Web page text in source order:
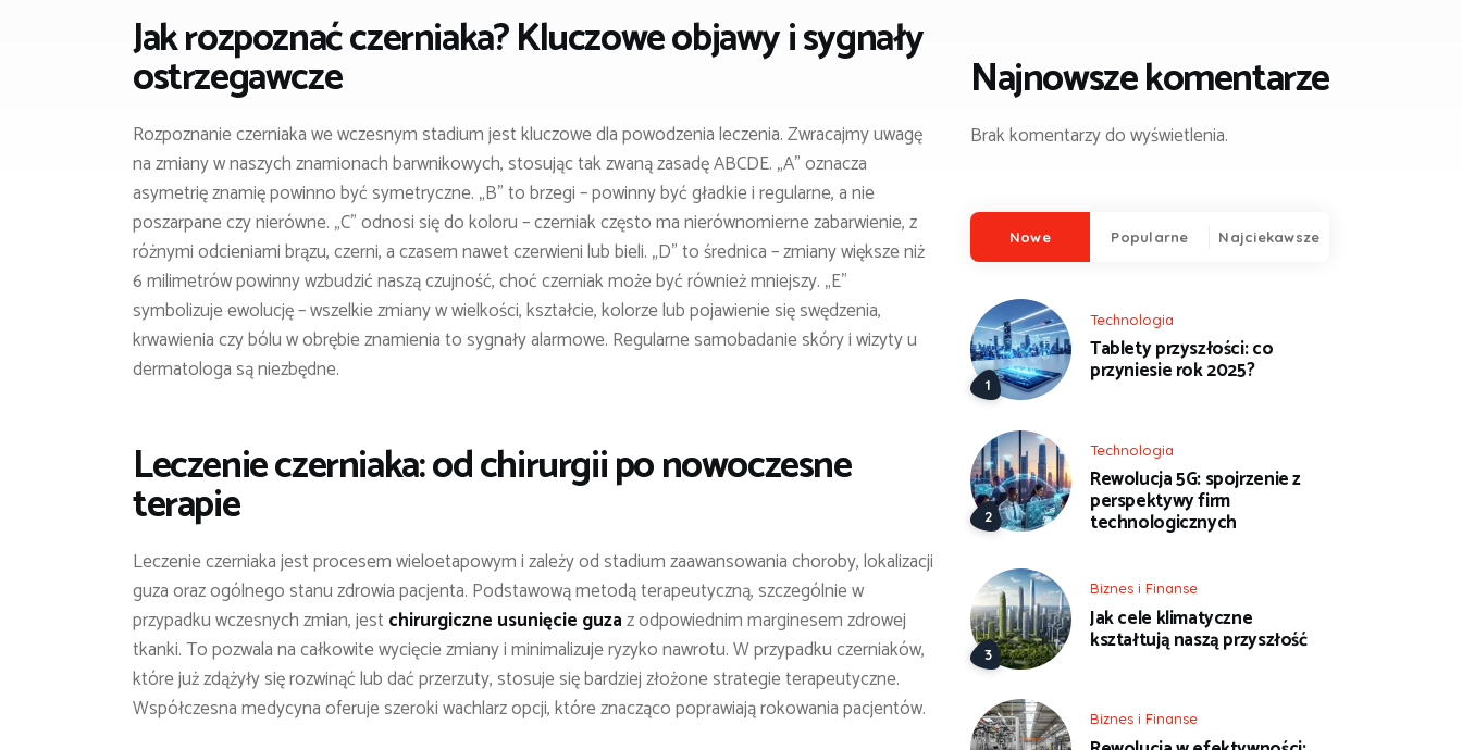
Jak rozpoznać czerniaka? Kluczowe objawy i sygnały
ostrzegawcze
Rozpoznanie czerniaka we wczesnym stadium jest kluczowe dla powodzenia leczenia. Zwracajmy uwagę
na zmiany w naszych znamionach barwnikowych, stosując tak zwaną zasadę ABCDE. „A” oznacza
asymetrię znamię powinno być symetryczne. „B” to brzegi – powinny być gładkie i regularne, a nie
poszarpane czy nierówne. „C” odnosi się do koloru – czerniak często ma nierównomierne zabarwienie, z
różnymi odcieniami brązu, czerni, a czasem nawet czerwieni lub bieli. „D” to średnica – zmiany większe niż
6 milimetrów powinny wzbudzić naszą czujność, choć czerniak może być również mniejszy. „E”
symbolizuje ewolucję – wszelkie zmiany w wielkości, kształcie, kolorze lub pojawienie się swędzenia,
krwawienia czy bólu w obrębie znamienia to sygnały alarmowe. Regularne samobadanie skóry i wizyty u
dermatologa są niezbędne.
Leczenie czerniaka: od chirurgii po nowoczesne
terapie
Leczenie czerniaka jest procesem wieloetapowym i zależy od stadium zaawansowania choroby, lokalizacji
guza oraz ogólnego stanu zdrowia pacjenta. Podstawową metodą terapeutyczną, szczególnie w
przypadku wczesnych zmian, jestchirurgiczne usunięcie guzaz odpowiednim marginesem zdrowej
tkanki. To pozwala na całkowite wycięcie zmiany i minimalizuje ryzyko nawrotu. W przypadku czerniaków,
które już zdążyły się rozwinąć lub dać przerzuty, stosuje się bardziej złożone strategie terapeutyczne.
Współczesna medycyna oferuje szeroki wachlarz opcji, które znacząco poprawiają rokowania pacjentów.
Najnowsze komentarze
Brak komentarzy do wyświetlenia.
Nowe Popularne Najciekawsze
Technologia
Tablety przyszłości: co
przyniesie rok 2025?
Technologia
Rewolucja 5G: spojrzenie z
perspektywy firm
technologicznych
Biznes i Finanse
Jak cele klimatyczne
kształtują naszą przyszłość
Biznes i Finanse